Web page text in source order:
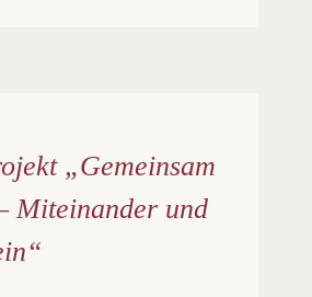
„Gemeinsam
Miteinander und